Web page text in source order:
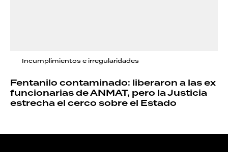
Incumplimientos e irregularidades
Fentanilo contaminado: liberaron a las ex
funcionarias de ANMAT, pero la Justicia
estrecha el cerco sobre el Estado